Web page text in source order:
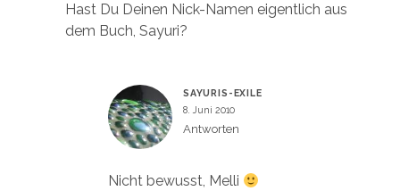
Hast Du Deinen Nick-Namen eigentlich aus
dem Buch, Sayuri?
SAYURIS-EXILE
8. Juni 2010
Antworten
Nicht bewusst, Melli